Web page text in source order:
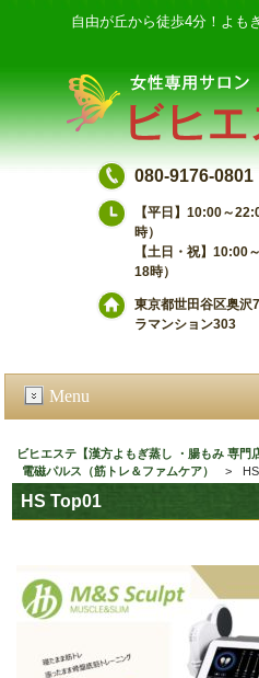
自由が丘から徒歩4分！よも
080-9176-0801
【平日】10:00～
時）
【土日・祝】10:00
18時）
東京都世田谷区奥沢
ラマンション303
Menu
ビヒエステ【漢方よもぎ蒸し ・腸もみ 専門
電磁パルス（筋トレ＆ファムケア）
>
HS Top01